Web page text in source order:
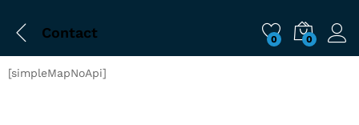
Contact 0 0
[simpleMapNoApi]